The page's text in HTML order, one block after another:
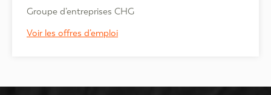
Groupe d’entreprises CHG
Voir les offres d’emploi